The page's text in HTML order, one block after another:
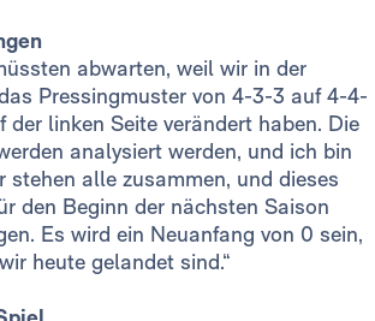
abwarten, weil wir in der
Pressingmuster von 4-3-3 auf 4-4-
der linken Seite verändert haben. Die
analysiert werden, und ich bin
stehen alle zusammen, und dieses
den Beginn der nächsten Saison
Es wird ein Neuanfang von 0 sein,
heute gelandet sind.“